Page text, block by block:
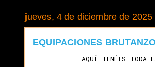
jueves, 4 de diciembre de 2025
EQUIPACIONES
AQUÍ TENÉIS TODA